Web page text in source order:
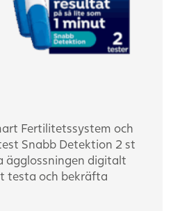
Fertilitetssystem och
Snabb Detektion 2 st
ägglossningen digitalt
testa och bekräfta